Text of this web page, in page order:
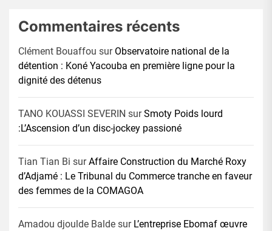
Commentaires récents
Clément Bouaffou sur Observatoire national de la
détention : Koné Yacouba en première ligne pour la
dignité des détenus
TANO KOUASSI SEVERIN surSmoty Poids lourd
:L’Ascension d’un disc-jockey passioné
Tian Tian Bi surAffaire Construction du Marché Roxy
d’Adjamé : Le Tribunal du Commerce tranche en faveur
des femmes de la COMAGOA
Amadou djoulde Balde sur L’entreprise Ebomaf œuvre